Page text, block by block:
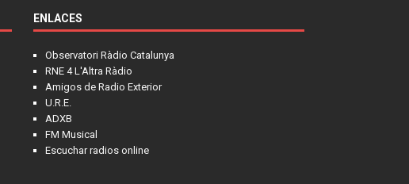
ENLACES
Observatori Ràdio Catalunya
RNE 4 L'Altra Ràdio
Amigos de Radio Exterior
U.R.E.
ADXB
FM Musical
Escuchar radios online